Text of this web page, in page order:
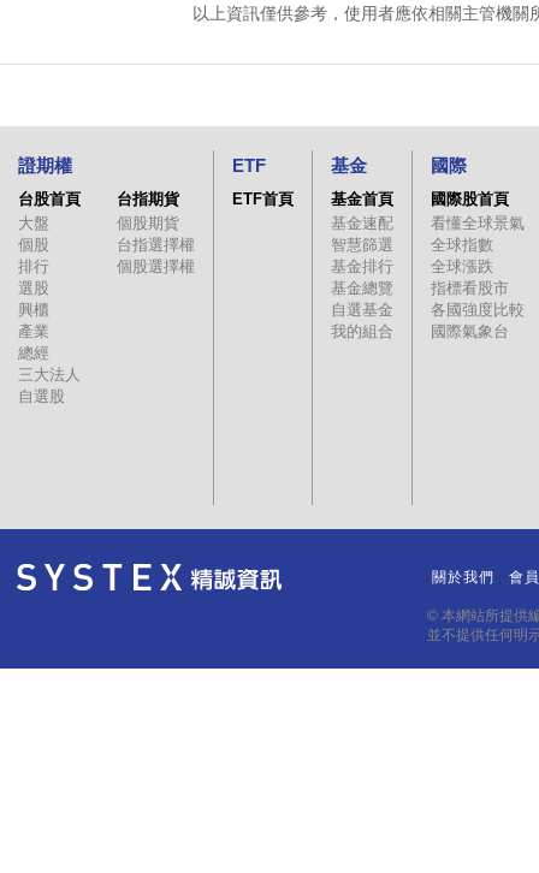
以上資訊僅供參考，使用者應依相關主管機
證期權
台股首頁
大盤
個股
排行
選股
興櫃
產業
總經
三大法人
自選股
台指期貨
個股期貨
台指選擇權
個股選擇權
ETF
ETF首頁
基金
基金首頁
基金速配
智慧篩選
基金排行
基金總覽
自選基金
我的組合
國際
國際股首頁
看懂全球景氣
全球指數
全球漲跌
指標看股市
各國強度比較
國際氣象台
關於我們 會
© 本網站所提供
並不提供任何明